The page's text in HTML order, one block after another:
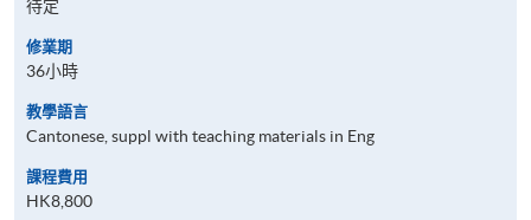
待定
修業期
36小時
教學語言
Cantonese, suppl with teaching materials in Eng
課程費用
HK8,800